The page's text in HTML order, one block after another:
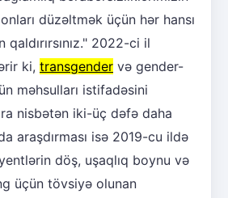
düzəltmək üçün hər hansı
2022-ci il
ki, transgender və gender-
məhsulları istifadəsini
nisbətən iki-üç dəfə daha
araşdırması isə 2019-cu ildə
döş, uşaqlıq boynu və
üçün tövsiyə olunan